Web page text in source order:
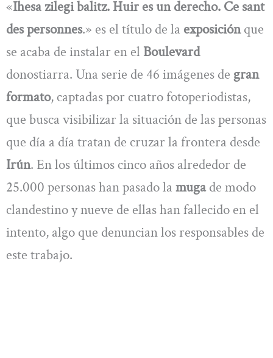
«Ihesa zilegi balitz. Huir es un derecho. Ce sant
des personnes.» es el título de la exposiciónque
se acaba de instalar en el Boulevard
donostiarra. Una serie de 46 imágenes de gran
formato, captadas por cuatro fotoperiodistas,
que busca visibilizar la situación de las personas
que día a día tratan de cruzar la frontera desde
Irún. En los últimos cinco años alrededor de
25.000 personas han pasado la mugade modo
clandestino y nueve de ellas han fallecido en el
intento, algo que denuncian los responsables de
este trabajo.